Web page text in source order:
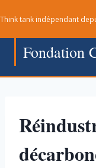
au
contenu
Think tank indépendant
Fondation